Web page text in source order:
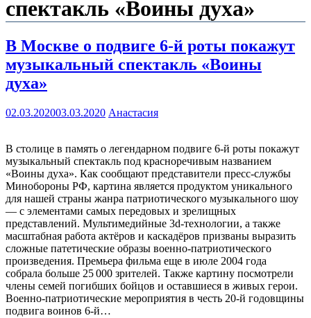
спектакль «Воины духа»
В Москве о подвиге 6-й роты покажут
музыкальный спектакль «Воины
духа»
02.03.202003.03.2020 Анастасия
В столице в память о легендарном подвиге 6-й роты покажут
музыкальный спектакль под красноречивым названием
«Воины духа». Как сообщают представители пресс-службы
Минобороны РФ, картина является продуктом уникального
для нашей страны жанра патриотического музыкального шоу
— с элементами самых передовых и зрелищных
представлений. Мультимедийные 3d-технологии, а также
масштабная работа актёров и каскадёров призваны выразить
сложные патетические образы военно-патриотического
произведения. Премьера фильма еще в июле 2004 года
собрала больше 25 000 зрителей. Также картину посмотрели
члены семей погибших бойцов и оставшиеся в живых герои.
Военно-патриотические мероприятия в честь 20-й годовщины
подвига воинов 6-й…